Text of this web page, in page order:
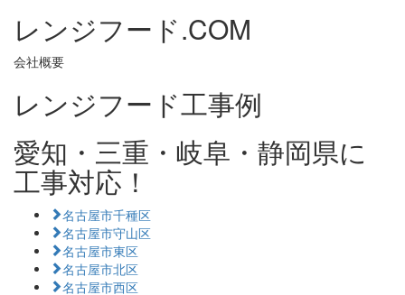
レンジフード.COM
会社概要
レンジフード工事例
愛知・三重・岐阜・静岡県に
工事対応！
名古屋市千種区
名古屋市守山区
名古屋市東区
名古屋市北区
名古屋市西区